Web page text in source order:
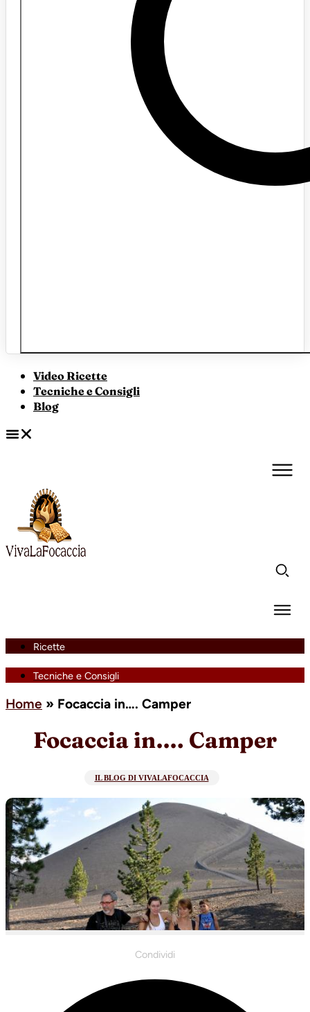
Video Ricette
Tecniche e Consigli
Blog
Ricette
Tecniche e Consigli
Home » Focaccia in…. Camper
Focaccia in…. Camper
IL BLOG DI VIVALAFOCACCIA
Condividi